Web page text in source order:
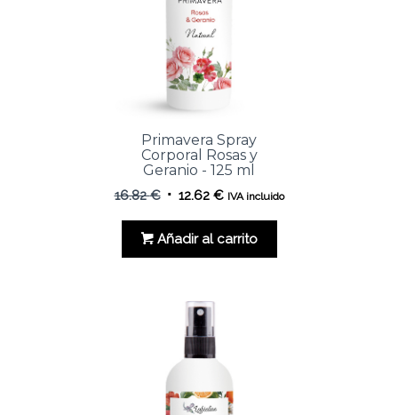
Primavera Spray
Corporal Rosas y
Geranio - 125 ml
16.82€ El
original
era:
12.62 €El
actual
es:
IVA incluido
Añadir al carrito